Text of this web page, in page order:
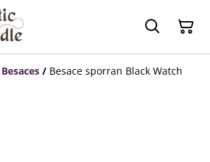
Besaces / Besace sporran Black Watch